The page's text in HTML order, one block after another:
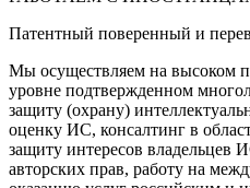
Патентный поверенный и
Мы осуществляем на высоком
уровне подтвержденном
защиту (охрану)
оценку ИС, консалтинг в
защиту интересов владельцев
авторских прав, работу на